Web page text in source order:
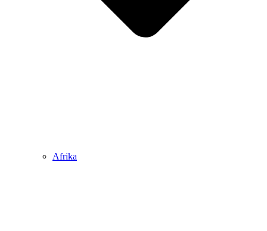
Afrika